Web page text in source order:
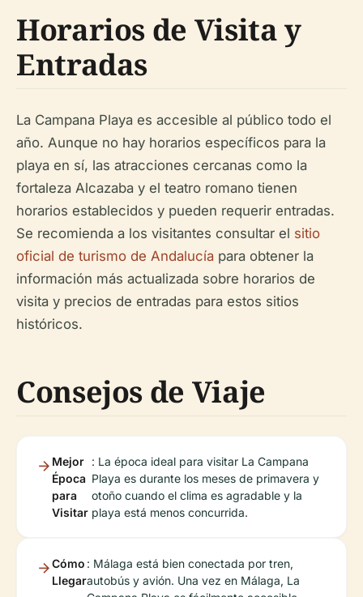
Horarios de Visita y
Entradas
La Campana Playa es accesible al público todo el
año. Aunque no hay horarios específicos para la
playa en sí, las atracciones cercanas como la
fortaleza Alcazaba y el teatro romano tienen
horarios establecidos y pueden requerir entradas.
Se recomienda a los visitantes consultar el sitio
oficial de turismo de Andalucía para obtener la
información más actualizada sobre horarios de
visita y precios de entradas para estos sitios
históricos.
Consejos de Viaje
Mejor
Época
para
Visitar
: La época ideal para visitar La Campana
Playa es durante los meses de primavera y
otoño cuando el clima es agradable y la
playa está menos concurrida.
Cómo
Llegar
: Málaga está bien conectada por tren,
autobús y avión. Una vez en Málaga, La